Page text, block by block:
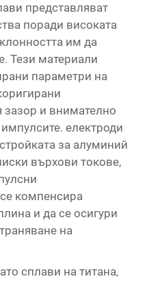
представляват
поради високата
им да
Тези материали
параметри на
и внимателно
електроди
за алуминий
върхови токове,
компенсира
и да се осигури
на
сплави на титана,